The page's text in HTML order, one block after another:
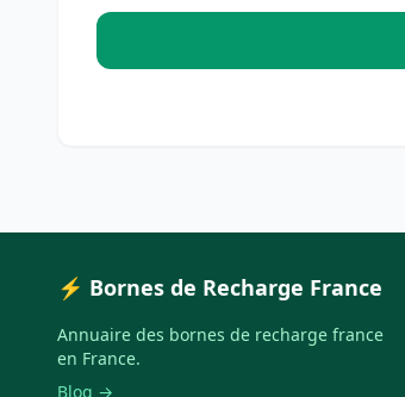
⚡ Bornes de Recharge France
Annuaire des bornes de recharge france
en France.
Blog →